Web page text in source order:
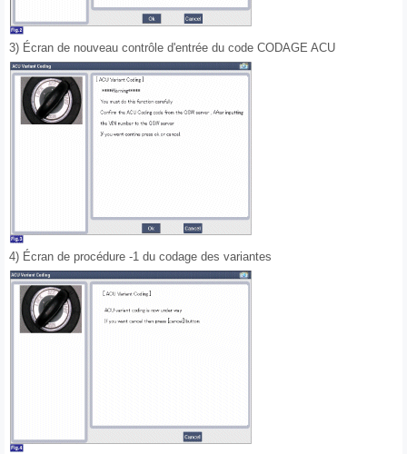
3) Écran de nouveau contrôle d'entrée du code CODAGE ACU
4) Écran de procédure -1 du codage des variantes